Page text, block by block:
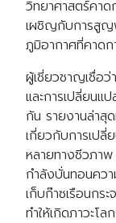
Search
for:
วิทยาศาสตร์คา
เผชิญกับการสูญ
ภูมิอากาศที่คาด
ผู้เชี่ยวชาญเชื่อ
และการเปลี่ยนแ
กัน รายงานล่าสุ
เกี่ยวกับการเปลี่
หลายทางชีวภาพ
กำลังบั่นทอนคว
เก็บก๊าซเรือนกร
ทำให้เกิดภาวะโ